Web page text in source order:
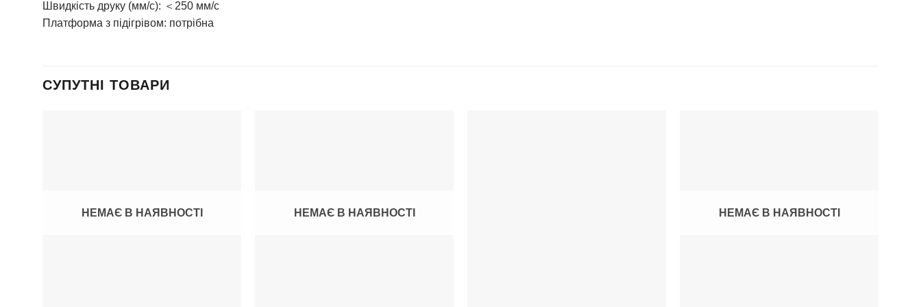
Швидкість друку (мм/с): ＜250 мм/с
Платформа з підігрівом: потрібна
СУПУТНІ ТОВАРИ
НЕМАЄ В НАЯВНОСТІ НЕМАЄ В НАЯВНОСТІ НЕМАЄ В НАЯВНОСТІ